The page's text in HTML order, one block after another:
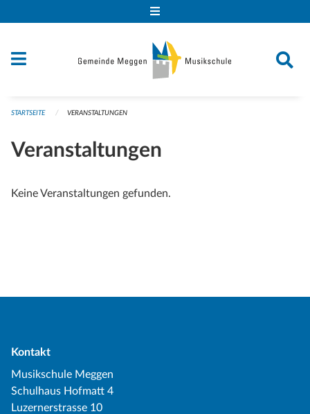
STARTSEITE VERANSTALTUNGEN
Veranstaltungen
Keine Veranstaltungen gefunden.
Kontakt
Musikschule Meggen
Schulhaus Hofmatt 4
Luzernerstrasse 10